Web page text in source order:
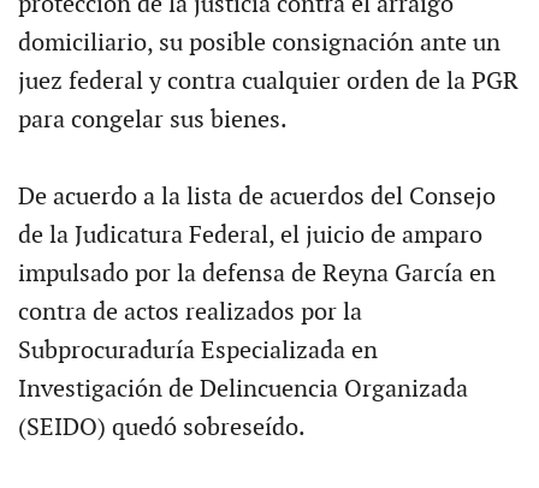
domiciliario, su posible consignación ante un
juez federal y contra cualquier orden de la PGR
para congelar sus bienes.
De acuerdo a la lista de acuerdos del Consejo
de la Judicatura Federal, el juicio de amparo
impulsado por la defensa de Reyna García en
contra de actos realizados por la
Subprocuraduría Especializada en
Investigación de Delincuencia Organizada
(SEIDO) quedó sobreseído.